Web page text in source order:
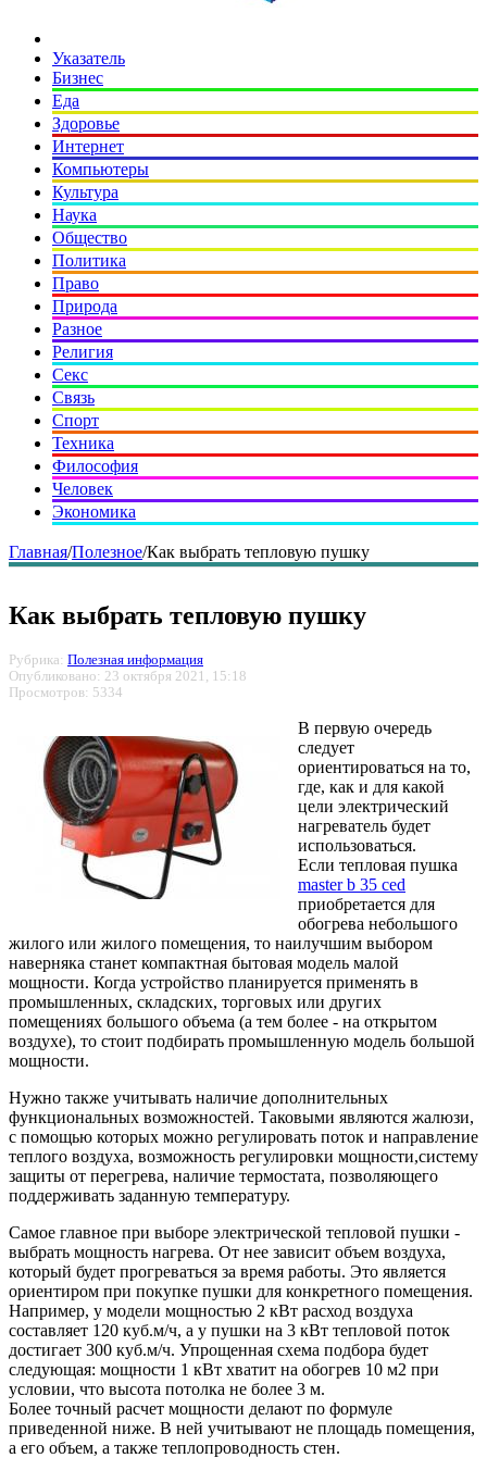
Указатель
Бизнес
Еда
Здоровье
Интернет
Компьютеры
Культура
Наука
Общество
Политика
Право
Природа
Разное
Религия
Секс
Связь
Спорт
Техника
Философия
Человек
Экономика
Главная/Полезное/Как выбрать тепловую пушку
Как выбрать тепловую пушку
Рубрика: Полезная информация
Опубликовано: 23 октября 2021, 15:18
Просмотров: 5334
В первую очередь
следует
ориентироваться на то,
где, как и для какой
цели электрический
нагреватель будет
использоваться.
Если тепловая пушка
master b 35 ced
приобретается для
обогрева небольшого
жилого или жилого помещения, то наилучшим выбором
наверняка станет компактная бытовая модель малой
мощности. Когда устройство планируется применять в
промышленных, складских, торговых или других
помещениях большого объема (а тем более - на открытом
воздухе), то стоит подбирать промышленную модель большой
мощности.
Нужно также учитывать наличие дополнительных
функциональных возможностей. Таковыми являются жалюзи,
с помощью которых можно регулировать поток и направление
теплого воздуха, возможность регулировки мощности,систему
защиты от перегрева, наличие термостата, позволяющего
поддерживать заданную температуру.
Самое главное при выборе электрической тепловой пушки -
выбрать мощность нагрева. От нее зависит объем воздуха,
который будет прогреваться за время работы. Это является
ориентиром при покупке пушки для конкретного помещения.
Например, у модели мощностью 2 кВт расход воздуха
составляет 120 куб.м/ч, а у пушки на 3 кВт тепловой поток
достигает 300 куб.м/ч. Упрощенная схема подбора будет
следующая: мощности 1 кВт хватит на обогрев 10 м2 при
условии, что высота потолка не более 3 м.
Более точный расчет мощности делают по формуле
приведенной ниже. В ней учитывают не площадь помещения,
а его объем, а также теплопроводность стен.